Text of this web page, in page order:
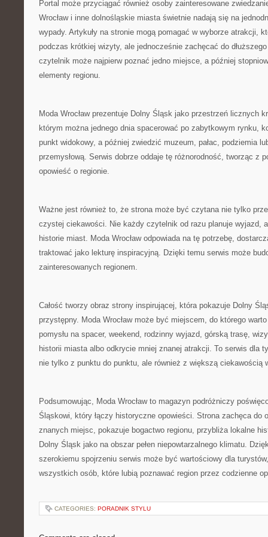
Portal może przyciągać również osoby zainteresowane
Wrocław i inne dolnośląskie miasta świetnie nadają się na
wypady. Artykuły na stronie mogą pomagać w wyborze atrakcji,
podczas krótkiej wizyty, ale jednocześnie zachęcać do
czytelnik może najpierw poznać jedno miejsce, a później
elementy regionu.
Moda Wrocław prezentuje Dolny Śląsk jako przestrzeń licznych
którym można jednego dnia spacerować po zabytkowym rynku,
punkt widokowy, a później zwiedzić muzeum, pałac, podziemia
przemysłową. Serwis dobrze oddaje tę różnorodność, tworząc z
opowieść o regionie.
Ważne jest również to, że strona może być czytana nie tylko
czystej ciekawości. Nie każdy czytelnik od razu planuje wyjazd,
historie miast. Moda Wrocław odpowiada na tę potrzebę,
traktować jako lekturę inspiracyjną. Dzięki temu serwis może
zainteresowanych regionem.
Całość tworzy obraz strony inspirującej, która pokazuje Dolny
przystępny. Moda Wrocław może być miejscem, do którego
pomysłu na spacer, weekend, rodzinny wyjazd, górską trasę,
historii miasta albo odkrycie mniej znanej atrakcji. To serwis dla
nie tylko z punktu do punktu, ale również z większą ciekawością
Podsumowując, Moda Wrocław to magazyn podróżniczy
Śląskowi, który łączy historyczne opowieści. Strona zachęca do
znanych miejsc, pokazuje bogactwo regionu, przybliża lokalne
Dolny Śląsk jako na obszar pełen niepowtarzalnego klimatu.
szerokiemu spojrzeniu serwis może być wartościowy dla
wszystkich osób, które lubią poznawać region przez codzienne
CATEGORIES: PORADNIK STYLU